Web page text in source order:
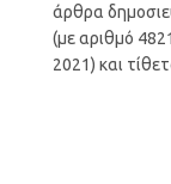
άρθρα
(με αριθμό
2021) και